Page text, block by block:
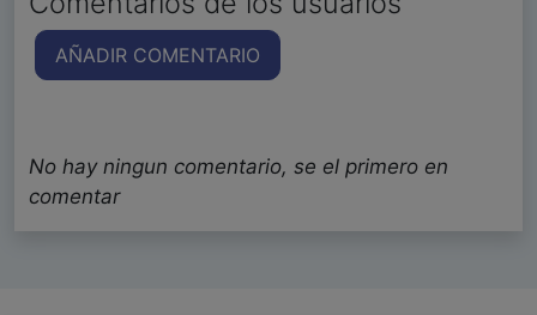
AÑADIR COMENTARIO
No hay ningun comentario, se el primero en
comentar